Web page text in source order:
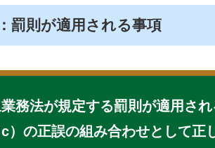
罰則が適用される事項
務法が規定する罰則が適用さ
c）の正誤の組み合わせとして